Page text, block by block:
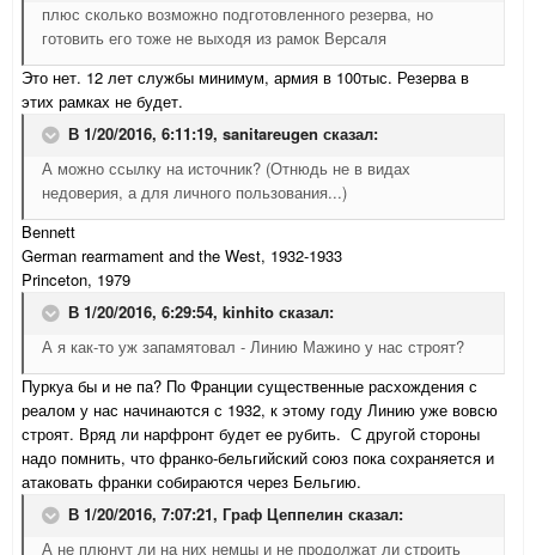
плюс сколько возможно подготовленного резерва, но
готовить его тоже не выходя из рамок Версаля
Это нет. 12 лет службы минимум, армия в 100тыс. Резерва в
этих рамках не будет.
В 1/20/2016, 6:11:19, sanitareugen сказал:
А можно ссылку на источник? (Отнюдь не в видах
недоверия, а для личного пользования...)
Bennett
German rearmament and the West, 1932-1933
Princeton, 1979
В 1/20/2016, 6:29:54, kinhito сказал:
А я как-то уж запамятовал - Линию Мажино у нас строят?
Пуркуа бы и не па? По Франции существенные расхождения с
реалом у нас начинаются с 1932, к этому году Линию уже вовсю
строят. Вряд ли нарфронт будет ее рубить. С другой стороны
надо помнить, что франко-бельгийский союз пока сохраняется и
атаковать франки собираются через Бельгию.
В 1/20/2016, 7:07:21, Граф Цеппелин сказал:
А не плюнут ли на них немцы и не продолжат ли строить